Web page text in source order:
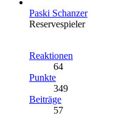
Paski Schanzer
Reservespieler
Reaktionen
64
Punkte
349
Beiträge
57